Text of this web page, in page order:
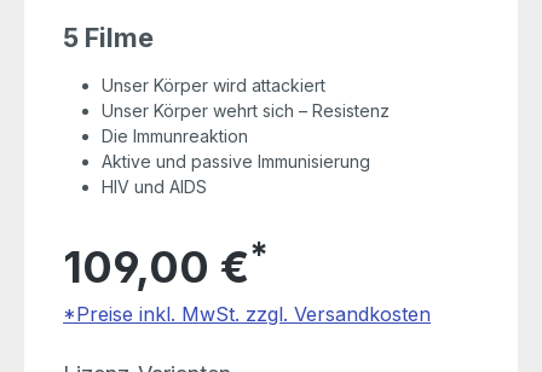
5 Filme
Unser Körper wird attackiert
Unser Körper wehrt sich – Resistenz
Die Immunreaktion
Aktive und passive Immunisierung
HIV und AIDS
109,00 €*
*Preise inkl. MwSt. zzgl. Versandkosten